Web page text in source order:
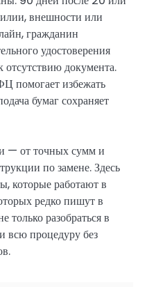
внешности или
гражданин
удостоверения
отсутствию документа.
помогает избежать
бумаг сохраняет
— от точных сумм и
по замене. Здесь
которые работают в
редко пишут в
только разобраться в
всю процедуру без